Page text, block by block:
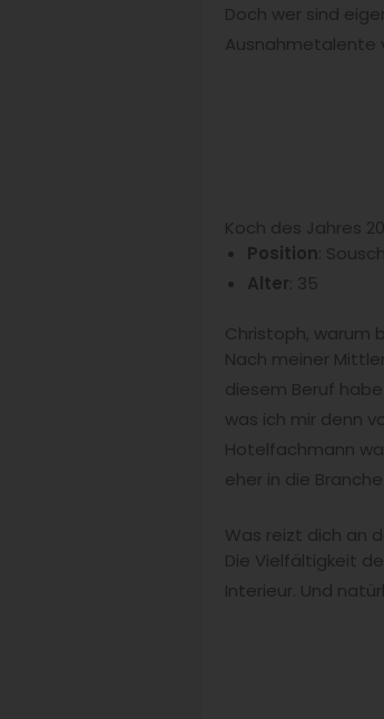
Doch wer sind
Ausnahmetalente
Koch des Jahres
Position :
Alter : 35
Christoph, warum
Nach meiner
diesem Beruf
was ich mir denn
Hotelfachmann
eher in die
Was reizt dich an
Die Vielfältigkeit
Interieur. Und